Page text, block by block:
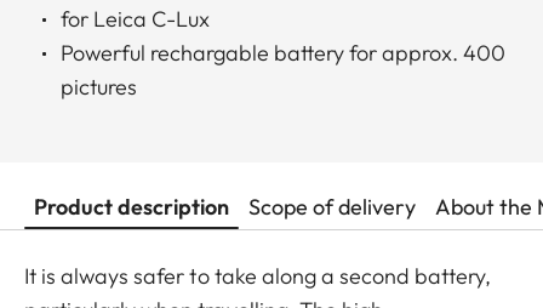
for Leica C-Lux
Powerful rechargable battery for approx. 400
pictures
Product description Scope of delivery About the
It is always safer to take along a second battery,